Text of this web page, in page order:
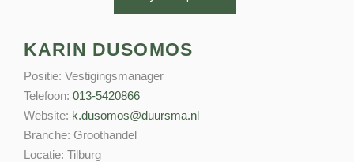
KARIN DUSOMOS
Positie: Vestigingsmanager
Telefoon: 013-5420866
Website: k.dusomos@duursma.nl
Branche: Groothandel
Locatie: Tilburg